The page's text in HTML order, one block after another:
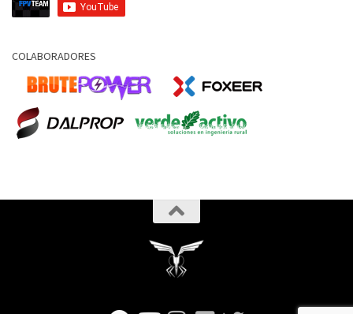
COLABORADORES